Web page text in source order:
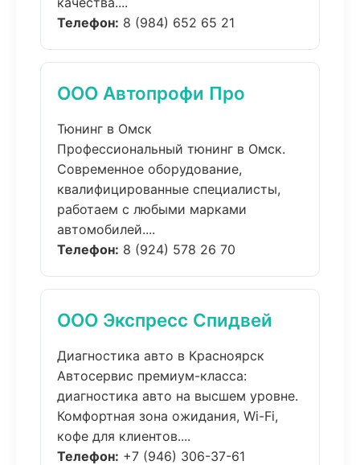
Телефон: 8 (984) 652 65 21
ООО Автопрофи Про
Тюнинг в Омск
Профессиональный тюнинг в Омск.
Современное оборудование,
квалифицированные специалисты,
работаем с любыми марками
автомобилей....
Телефон: 8 (924) 578 26 70
ООО Экспресс Спидвей
Диагностика авто в Красноярск
Автосервис премиум-класса:
диагностика авто на высшем уровне.
Комфортная зона ожидания, Wi-Fi,
кофе для клиентов....
Телефон: +7 (946) 306-37-61